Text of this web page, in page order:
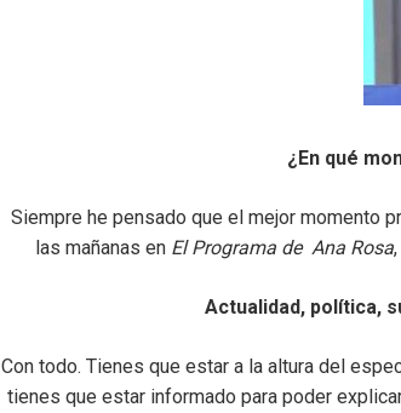
¿En qué
Siempre he pensado que el mejor momento
las mañanas en El Programa de Ana Rosa
Actualidad, política,
Con todo. Tienes que estar a la altura del
tienes que estar informado para poder